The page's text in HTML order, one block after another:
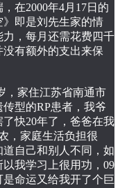
在2000年4月17日的
》即是刘先生家的情
，每月还需花费四千
有额外的支出来保
，家住江苏省南通市
型的RP患者，我爷
快20年了，爸爸在我
，家庭生活负担很
自己和别人不同，如
我学习上很用功，09
命运又给我开了个巨